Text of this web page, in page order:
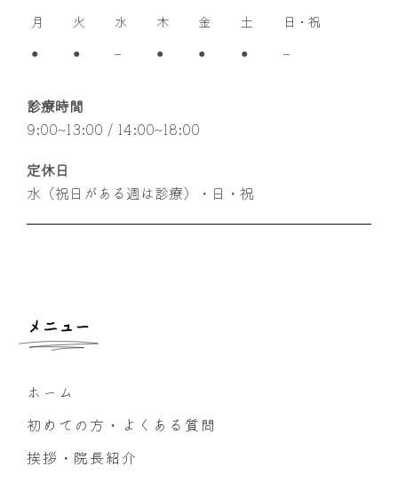
月 火 水 木 金 土 日・祝
● ● – ● ● ● –
診療時間
9:00~13:00 / 14:00~18:00
定休日
水（祝日がある週は診療）・日・祝
メニュー
ホーム
初めての方・よくある質問
挨拶・院長紹介